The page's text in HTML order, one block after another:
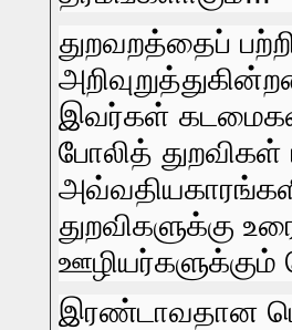
துறவறத்தைப்‌
இவர்கள்‌
போலித்‌
துறவிகளுக்கு
ஊழியர்களுக்கும்‌
இரண்டாவதான